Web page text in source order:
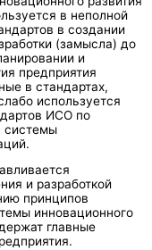
в неполной
в создании
(замысла) до
и
предприятия
в стандартах,
используется
ИСО по
системы
и разработкой
принципов
инновационного
главные